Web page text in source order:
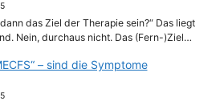
das Ziel der Therapie sein?“ Das liegt
Nein, durchaus nicht. Das (Fern-)Ziel…
– sind die Symptome